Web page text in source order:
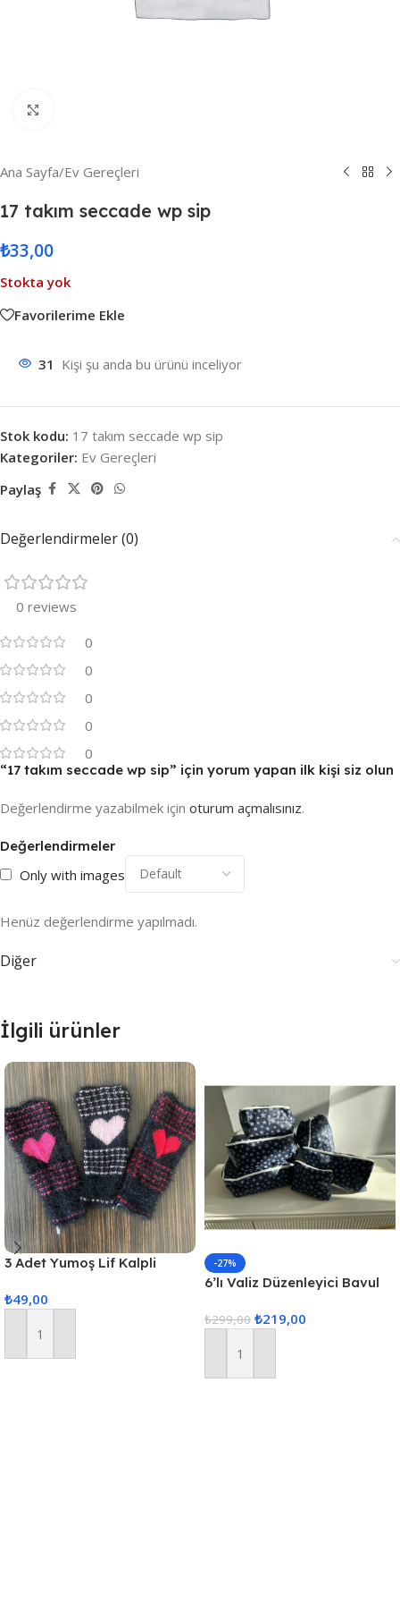
Ana Sayfa/Ev Gereçleri
17 takım seccade wp sip
₺33,00
Stokta yok
Favorilerime Ekle
31 Kişi şu anda bu ürünü inceliyor
Stok kodu: 17 takım seccade wp sip
Kategoriler: Ev Gereçleri
Paylaş
Değerlendirmeler (0)
0 reviews
0
0
0
0
0
Değerlendirmeler
Only with images
Henüz değerlendirme yapılmadı.
“17 takım seccade wp sip” için yorum yapan ilk kişi siz olun
Değerlendirme yazabilmek için oturum açmalısınız.
Diğer
İlgili ürünler
3 Adet Yumoş Lif Kalpli
₺49,00
Sepete Ekle
-27%
6’lı Valiz Düzenleyici Bavul
Hurcu
₺299,00 ₺219,00
Sepete Ekle